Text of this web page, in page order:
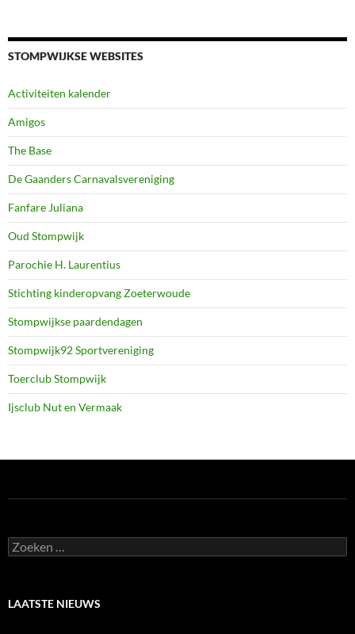
STOMPWIJKSE WEBSITES
Activiteiten kalender
Amigos
The Base
De Gaanders Carnavalsvereniging
Fanfare Juliana
Oud Stompwijk
Parochie H. Laurentius
Stichting kinderopvang Zoeterwoude
Stompwijkse paardendagen
Stompwijk92 Sportvereniging
Toerclub Stompwijk
Ijsclub Nut en Vermaak
Zoeken
naar:
LAATSTE NIEUWS